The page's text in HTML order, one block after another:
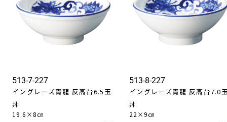
513-7-227
イングレーズ青龍 反高台6.5玉
丼
19.6×8㎝
513-8-227
イングレーズ青龍 反高台7.0
丼
22×9㎝